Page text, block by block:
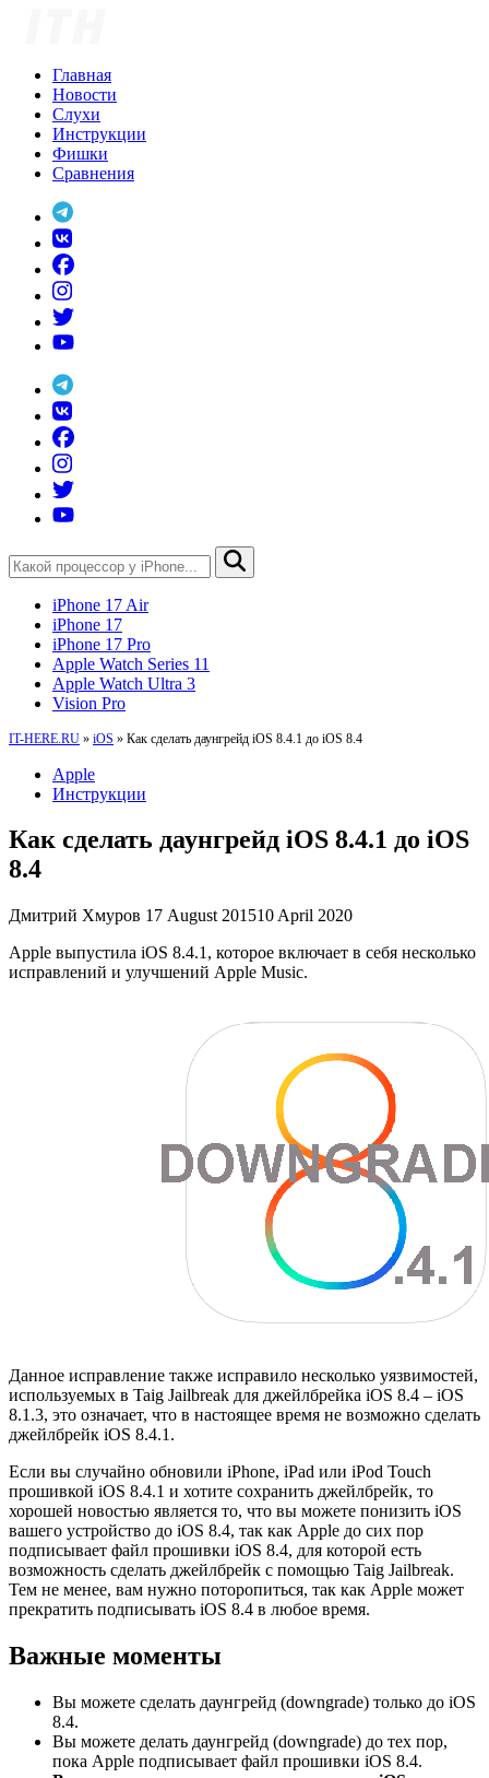
Главная
Новости
Слухи
Инструкции
Фишки
Сравнения
iPhone 17 Air
iPhone 17
iPhone 17 Pro
Apple Watch Series 11
Apple Watch Ultra 3
Vision Pro
IT-HERE.RU » iOS » Как сделать даунгрейд iOS 8.4.1 до iOS 8.4
Apple
Инструкции
Как сделать даунгрейд iOS 8.4.1 до iOS
8.4
Дмитрий Хмуров 17 August 201510 April 2020
Apple выпустила iOS 8.4.1, которое включает в себя несколько
исправлений и улучшений Apple Music.
Данное исправление также исправило несколько уязвимостей,
используемых в Taig Jailbreak для джейлбрейка iOS 8.4 – iOS
8.1.3, это означает, что в настоящее время не возможно сделать
джейлбрейк iOS 8.4.1.
Если вы случайно обновили iPhone, iPad или iPod Touch
прошивкой iOS 8.4.1 и хотите сохранить джейлбрейк, то
хорошей новостью является то, что вы можете понизить iOS
вашего устройство до iOS 8.4, так как Apple до сих пор
подписывает файл прошивки iOS 8.4, для которой есть
возможность сделать джейлбрейк с помощью Taig Jailbreak.
Тем не менее, вам нужно поторопиться, так как Apple может
прекратить подписывать iOS 8.4 в любое время.
Важные моменты
Вы можете сделать даунгрейд (downgrade) только до iOS
8.4.
Вы можете делать даунгрейд (downgrade) до тех пор,
пока Apple подписывает файл прошивки iOS 8.4.